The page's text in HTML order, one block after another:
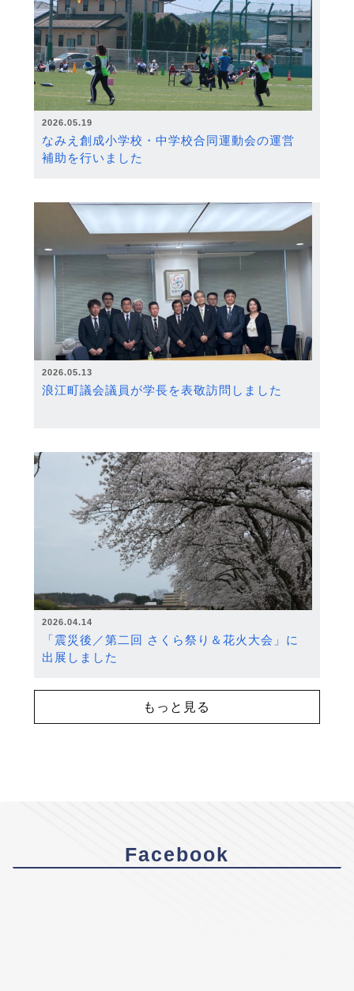
2026.05.19
なみえ創成小学校・中学校合同運動会の運営
補助を行いました
2026.05.13
浪江町議会議員が学長を表敬訪問しました
2026.04.14
「震災後／第二回 さくら祭り＆花火大会」に
出展しました
もっと見る
Facebook